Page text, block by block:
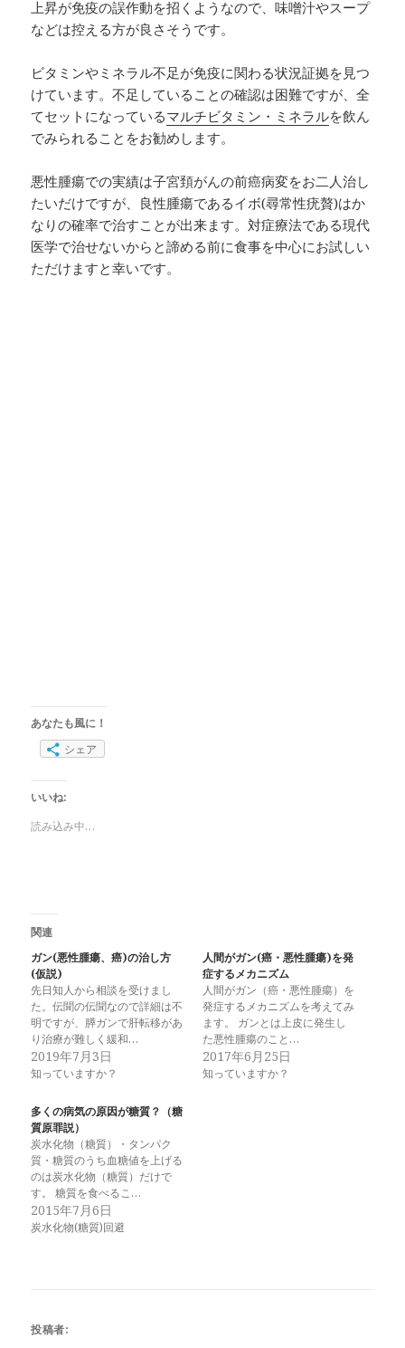
上昇が免疫の誤作動を招くようなので、味噌汁やスープ
などは控える方が良さそうです。
ビタミンやミネラル不足が免疫に関わる状況証拠を見つ
けています。不足していることの確認は困難ですが、全
てセットになっているマルチビタミン・ミネラルを飲ん
でみられることをお勧めします。
悪性腫瘍での実績は子宮頚がんの前癌病変をお二人治し
たいだけですが、良性腫瘍であるイボ(尋常性疣贅)はか
なりの確率で治すことが出来ます。対症療法である現代
医学で治せないからと諦める前に食事を中心にお試しい
ただけますと幸いです。
あなたも風に！
シェア
いいね:
読み込み中…
関連
ガン(悪性腫瘍、癌)の治し方
(仮説)
先日知人から相談を受けまし
た。伝聞の伝聞なので詳細は不
明ですが、膵ガンで肝転移があ
り治療が難しく緩和…
2019年7月3日
知っていますか？
人間がガン(癌・悪性腫瘍)を発
症するメカニズム
人間がガン（癌・悪性腫瘍）を
発症するメカニズムを考えてみ
ます。 ガンとは上皮に発生し
た悪性腫瘍のこと…
2017年6月25日
知っていますか？
多くの病気の原因が糖質？（糖
質原罪説）
炭水化物（糖質）・タンパク
質・糖質のうち血糖値を上げる
のは炭水化物（糖質）だけで
す。 糖質を食べるこ…
2015年7月6日
炭水化物(糖質)回避
投稿者: